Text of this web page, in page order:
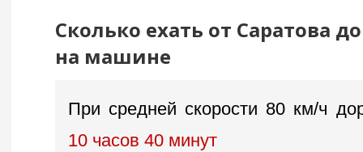
Сколько ехать от Саратова
на машине
При средней скорости 80 км/ч
10 часов 40 минут